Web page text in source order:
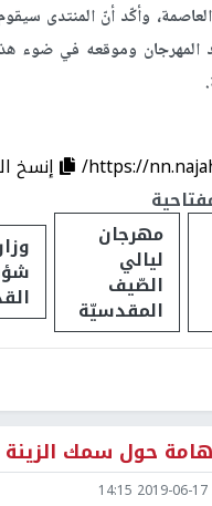
وأكّد أنّ المنتدى سيقوم
وموقعه في ضوء هذا
https://
إنسخ
مهرجان
ليالي
الصّيف
المقدسيّة
حول سمك الزينة
2019-06-17 14:15